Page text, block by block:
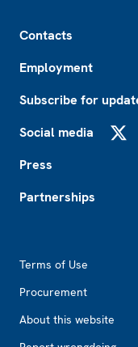
Contacts
Employment
Subscribe for
Social media
Press
Partnerships
Terms of Use
Procurement
About this website